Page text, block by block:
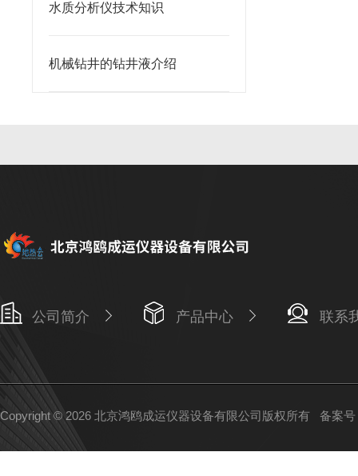
水质分析仪技术知识
机械钻井的钻井液介绍
公司简介 产品中心 联系
Copyright © 2026 北京鸿鸥成运仪器设备有限公司版权所有 备案号